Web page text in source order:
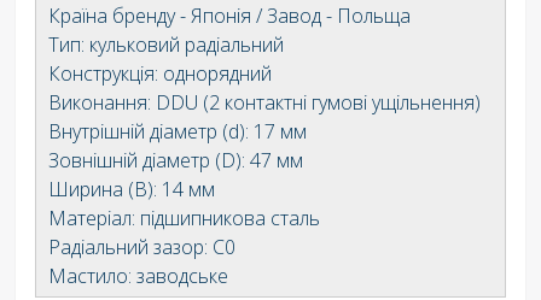
Країна бренду - Японія / Завод - Польща
Тип: кульковий радіальний
Конструкція: однорядний
Виконання: DDU (2 контактні гумові ущільнення)
Внутрішній діаметр (d): 17 мм
Зовнішній діаметр (D): 47 мм
Ширина (B): 14 мм
Матеріал: підшипникова сталь
Радіальний зазор: C0
Мастило: заводське